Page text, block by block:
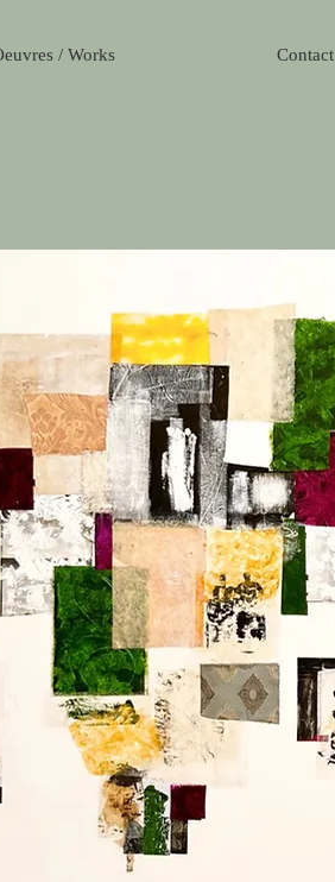
/ Works Contact